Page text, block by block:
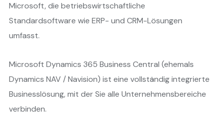
Microsoft, die betriebswirtschaftliche
Standardsoftware wie ERP- und CRM-Lösungen
umfasst.
Microsoft Dynamics 365 Business Central (ehemals
Dynamics NAV / Navision) ist eine vollständig integrierte
Businesslösung, mit der Sie alle Unternehmensbereiche
verbinden.